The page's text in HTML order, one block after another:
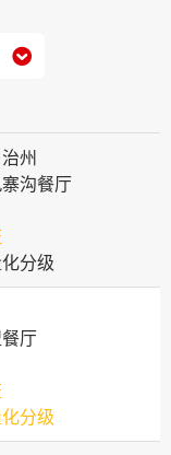

州
沟餐厅
分级
厅
分级